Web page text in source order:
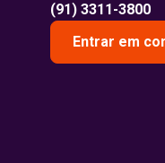
(91) 3311-3800
Entrar em